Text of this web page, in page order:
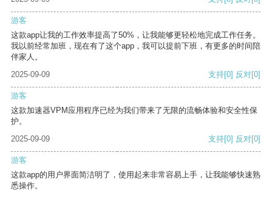
游客
这款app让我的工作效率提高了50%，让我能够更轻松地完成工作任务。
我以前经常加班，现在有了这个app，我可以提前下班，有更多的时间陪
伴家人。
2025-09-09
支持[0] 反对[0]
游客
这款加速器VPM应用程序已经为我们带来了无限的流畅体验和安全性保
护。
2025-09-09
支持[0] 反对[0]
游客
这款app的用户界面简洁明了，使用起来非常容易上手，让我能够快速熟
悉操作。